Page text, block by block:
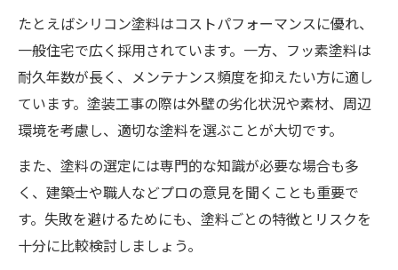
外壁塗装で信頼できる業者の見分け方
塗料の価格帯ごとに考える外壁塗装のコツ
外壁塗装助成金と塗料選びの賢い活用法
寝屋川市の気候に合う外壁塗装対策法
外壁塗装で寝屋川市の気候に強い塗料選び
湿度や雨に適した外壁塗装塗料の特徴解説
気温差に耐える外壁塗装塗料の選定ポイン
ト
外壁塗装で地域特性を活かす塗料の選び方
たとえばシリコン塗料はコストパフォーマンスに優れ、
一般住宅で広く採用されています。一方、フッ素塗料は
耐久年数が長く、メンテナンス頻度を抑えたい方に適し
ています。塗装工事の際は外壁の劣化状況や素材、周辺
環境を考慮し、適切な塗料を選ぶことが大切です。
また、塗料の選定には専門的な知識が必要な場合も多
く、建築士や職人などプロの意見を聞くことも重要で
す。失敗を避けるためにも、塗料ごとの特徴とリスクを
十分に比較検討しましょう。